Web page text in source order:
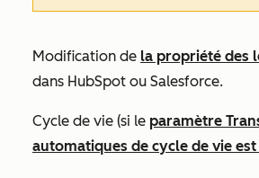
Modification de la propriété des
dans HubSpot ou Salesforce.
Cycle de vie (si le paramètre
automatiques de cycle de vie